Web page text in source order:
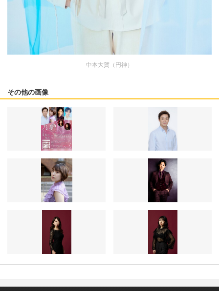
中本大賀（円神）
その他の画像